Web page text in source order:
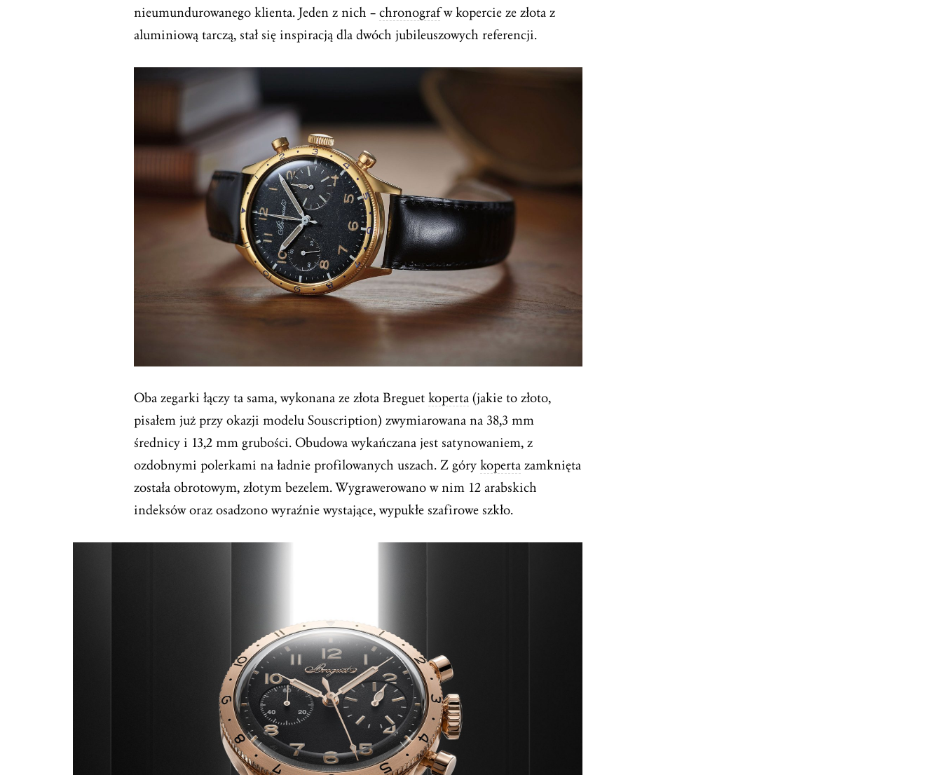
nieumundurowanego klienta. Jeden z nich – chronografw kopercie ze złota z
aluminiową tarczą, stał się inspiracją dla dwóch jubileuszowych referencji.
Oba zegarki łączy ta sama, wykonana ze złota Breguet koperta (jakie to złoto,
pisałem już przy okazji modelu Souscription) zwymiarowana na 38,3 mm
średnicy i 13,2 mm grubości. Obudowa wykańczana jest satynowaniem, z
ozdobnymi polerkami na ładnie profilowanych uszach. Z góry koperta zamknięta
została obrotowym, złotym bezelem. Wygrawerowano w nim 12 arabskich
indeksów oraz osadzono wyraźnie wystające, wypukłe szafirowe szkło.